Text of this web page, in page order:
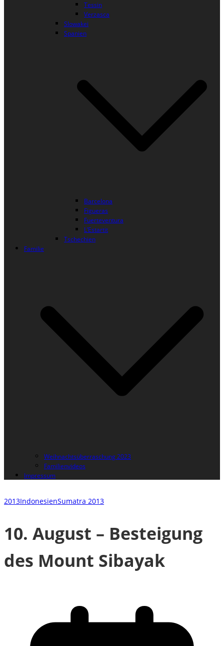
Tessin
Verzasca
Slowakei
Spanien
Barcelona
Figueras
Fuerteventura
L’Estartit
Tschechien
Familie
Weihnachtsüberraschung 2023
Familienvideos
Impressum
2013IndonesienSumatra 2013
10. August – Besteigung
des Mount Sibayak